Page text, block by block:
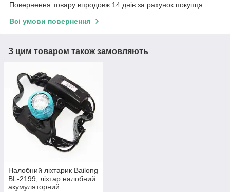
Повернення товару впродовж 14 днів за рахунок покупця
Всі умови повернення
З цим товаром також замовляють
Налобний ліхтарик Bailong
BL-2199, ліхтар налобний
акумуляторний